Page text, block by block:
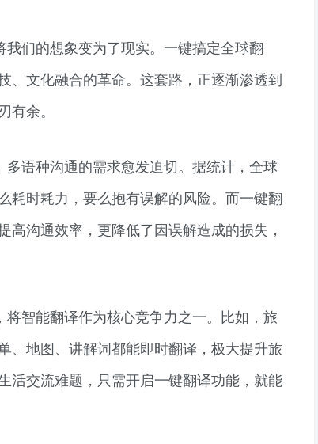
们的想象变为了现实。一键搞定全球翻
、文化融合的革命。这套路，正逐渐渗透到
余。
语种沟通的需求愈发迫切。据统计，全球
耗时耗力，要么抱有误解的风险。而一键翻
沟通效率，更降低了因误解造成的损失，
智能翻译作为核心竞争力之一。比如，旅
、地图、讲解词都能即时翻译，极大提升旅
活交流难题，只需开启一键翻译功能，就能